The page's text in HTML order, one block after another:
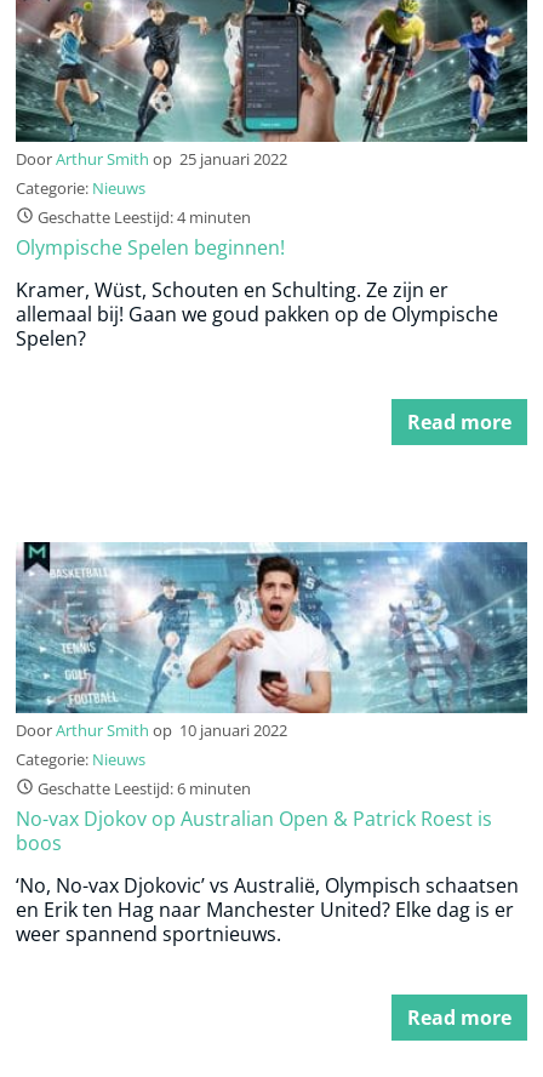
DoorArthur Smith op 25 januari 2022
Categorie: Nieuws
Geschatte Leestijd: 4 minuten
Olympische Spelen beginnen!
Kramer, Wüst, Schouten en Schulting. Ze zijn er
allemaal bij! Gaan we goud pakken op de Olympische
Spelen?
Read more
DoorArthur Smith op 10 januari 2022
Categorie: Nieuws
Geschatte Leestijd: 6 minuten
No-vax Djokov op Australian Open & Patrick Roest is
boos
‘No, No-vax Djokovic’ vs Australië, Olympisch schaatsen
en Erik ten Hag naar Manchester United? Elke dag is er
weer spannend sportnieuws.
Read more